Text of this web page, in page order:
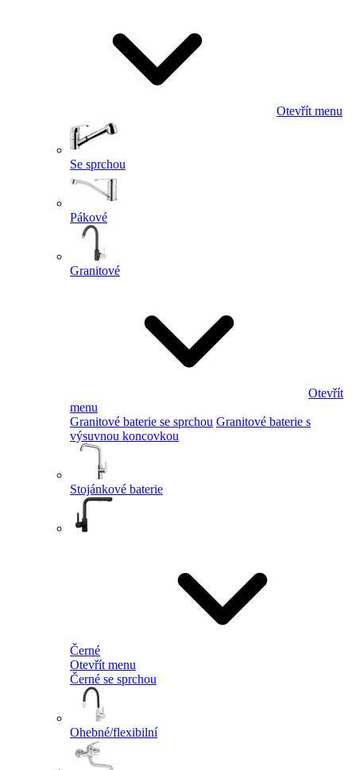
Otevřít menu
Se sprchou
Pákové
Granitové
Otevřít
menu
Granitové baterie se sprchou Granitové baterie s
výsuvnou koncovkou
Stojánkové baterie
Černé
Otevřít menu
Černé se sprchou
Ohebné/flexibilní